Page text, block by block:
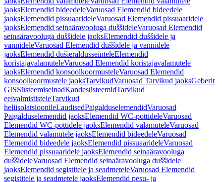
jaoksElemendid bideedeleVaruosad Elemendid bideedele
jaoksElemendid pissuaarideleVaruosad Elemendid pissuaaridele
jaoksElemendid seinaäravooluga duššideleVaruosad Elemendid
seinaäravooluga duššidele jaoksElemendid duššidele ja
vannideleVaruosad Elemendid duššidele ja vannidele
jaoksElemendid dušieraldusseinteleElemendid
koristajavalamuteleVaruosad Elemendid koristajavalamutele
jaoksElemendid konsoolkoormusteleVaruosad Elemendid
konsoolkoormustele jaoksTarvikudVaruosad Tarvikud jaoksGeberit
GISSüsteemiseinadKandesüsteemidTarvikud
eelvalmististeleTarvikud
heliisolatsioonileLaudisedPaigalduselemendidVaruosad
Paigalduselemendid jaoksElemendid WC-pottideleVaruosad
Elemendid WC-pottidele jaoksElemendid valamuteleVaruosad
Elemendid valamutele jaoksElemendid bideedeleVaruosad
Elemendid bideedele jaoksElemendid pissuaarideleVaruosad
Elemendid pissuaaridele jaoksElemendid seinaäravooluga
duššideleVaruosad Elemendid seinaäravooluga duššidele
jaoksElemendid segistitele ja seadmeteleVaruosad Elemendid
segistitele ja seadmetele jaoksElemendid pesu- ja